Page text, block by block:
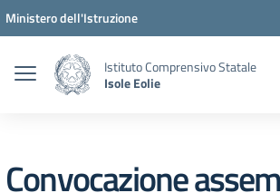
Vai ai contenuti
Vai al menu di navigazione
Vai al footer
Ministero dell'Istruzione
Istituto Comprensivo Statale
Isole Eolie
Convocazione